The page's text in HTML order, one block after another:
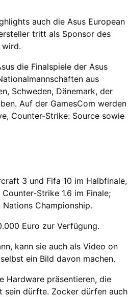
auch die Asus European
tritt als Sponsor des
wird.
die Finalspiele der Asus
aus
Schweden, Dänemark, der
Auf der GamesCom werden
Counter-Strike: Source sowie
3 und Fifa 10 im Halbfinale,
Strike 1.6 im Finale;
Nations Championship.
Euro zur Verfügung.
kann sie auch als Video on
ein Bild davon machen.
Hardware präsentieren, die
sein dürfte. Zocker dürfen auch